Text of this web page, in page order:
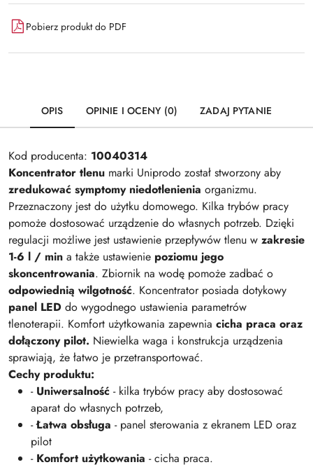
Pobierz produkt do PDF
OPIS OPINIE I OCENY (0) ZADAJ PYTANIE
Kod producenta: 10040314
Koncentrator tlenu marki Uniprodo został stworzony aby
zredukować symptomy niedotlenienia organizmu.
Przeznaczony jest do użytku domowego. Kilka trybów pracy
pomoże dostosować urządzenie do własnych potrzeb. Dzięki
regulacji możliwe jest ustawienie przepływów tlenu w zakresie
1-6 l / min a także ustawienie poziomu jego
skoncentrowania. Zbiornik na wodę pomoże zadbać o
odpowiednią wilgotność. Koncentrator posiada dotykowy
panel LED do wygodnego ustawienia parametrów
tlenoterapii. Komfort użytkowania zapewnia cicha praca oraz
dołączony pilot. Niewielka waga i konstrukcja urządzenia
sprawiają, że łatwo je przetransportować.
Cechy produktu:
- Uniwersalność - kilka trybów pracy aby dostosować
aparat do własnych potrzeb,
-Łatwa obsługa - panel sterowania z ekranem LED oraz
pilot
- Komfort użytkowania - cicha praca.